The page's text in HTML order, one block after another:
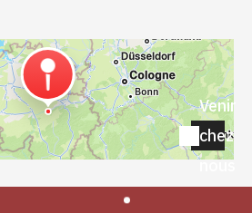
Venir
chez
nous